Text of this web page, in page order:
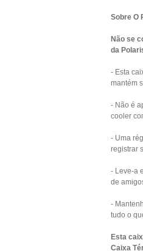
Sobre O
Não se
da
- Esta
mantém
- Não é
cooler
- Uma
registrar
- Leve-a
de
-
tudo o
Esta
Caixa